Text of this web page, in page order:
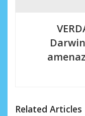
n
Related Articles